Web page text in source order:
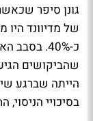
של מדיוונד היו
הייתה שברגע
בסיכויי